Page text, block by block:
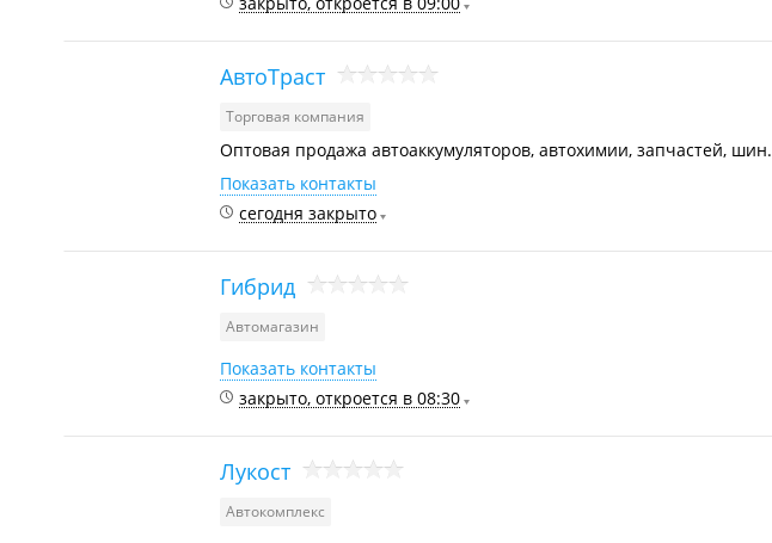
АвтоТраст
Торговая компания
Оптовая продажа автоаккумуляторов, автохимии, запчастей, шин.
Показать контакты
сегодня закрыто
Гибрид
Автомагазин
Показать контакты
закрыто, откроется в 08:30
Лукост
Автокомплекс